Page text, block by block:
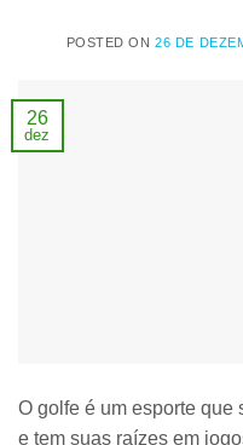
POSTED ON26 DE
26
dez
O golfe é um esporte
e tem suas raízes em